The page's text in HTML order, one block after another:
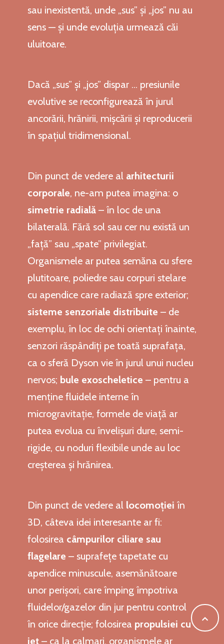
sau inexistentă, unde „sus” și „jos” nu au
sens — și unde evoluția urmează căi
uluitoare.
Dacă „sus” și „jos” dispar ... presiunile
evolutive se reconfigurează în jurul
ancorării, hrănirii, mișcării și reproducerii
în spațiul tridimensional.
Din punct de vedere al arhitecturii
corporale, ne-am putea imagina: o
simetrie radială – în loc de una
bilaterală. Fără sol sau cer nu există un
„față” sau „spate” privilegiat.
Organismele ar putea semăna cu sfere
plutitoare, poliedre sau corpuri stelare
cu apendice care radiază spre exterior;
sisteme senzoriale distribuite – de
exemplu, în loc de ochi orientați înainte,
senzori răspândiți pe toată suprafața,
ca o sferă Dyson vie în jurul unui nucleu
nervos; bule exoscheletice – pentru a
menține fluidele interne în
microgravitație, formele de viață ar
putea evolua cu învelișuri dure, semi-
rigide, cu noduri flexibile unde au loc
creșterea și hrănirea.
Din punct de vedere al locomoției în
3D, câteva idei interesante ar fi:
folosirea câmpurilor ciliare sau
flagelare – suprafețe tapetate cu
apendice minuscule, asemănătoare
unor perișori, care împing împotriva
fluidelor/gazelor din jur pentru control
în orice direcție; folosirea propulsiei cu
jet – ca la calmari, organismele ar